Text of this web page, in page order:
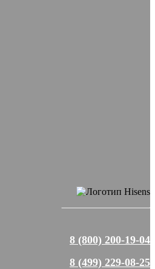
8 (800) 200-19-04
8 (499) 229-08-25